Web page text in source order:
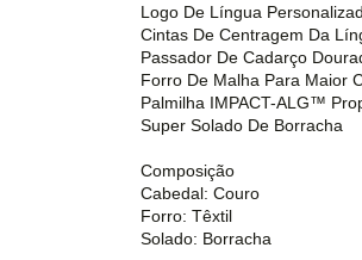
Logo De Língua
Cintas De Centragem Da
Passador De Cadarço
Forro De Malha Para Maior
Palmilha IMPACT-ALG™
Super Solado De Borracha
Composição
Cabedal: Couro
Forro: Têxtil
Solado: Borracha